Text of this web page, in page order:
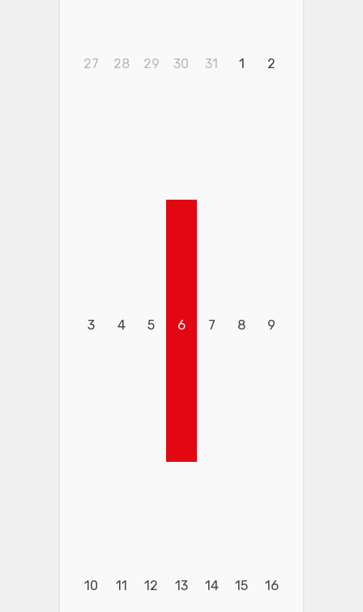
27 28 29 30 31 1 2
3 4 5 6 7 8 9
10 11 12 13 14 15 16